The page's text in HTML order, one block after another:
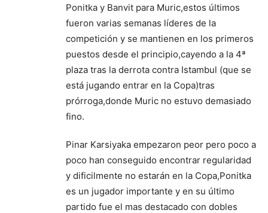
Ponitka y Banvit para Muric,estos últimos
fueron varias semanas líderes de la
competición y se mantienen en los primeros
puestos desde el principio,cayendo a la 4ª
plaza tras la derrota contra Istambul (que se
está jugando entrar en la Copa)tras
prórroga,donde Muric no estuvo demasiado
fino.
Pinar Karsiyaka empezaron peor pero poco a
poco han conseguido encontrar regularidad
y dificilmente no estarán en la Copa,Ponitka
es un jugador importante y en su último
partido fue el mas destacado con dobles